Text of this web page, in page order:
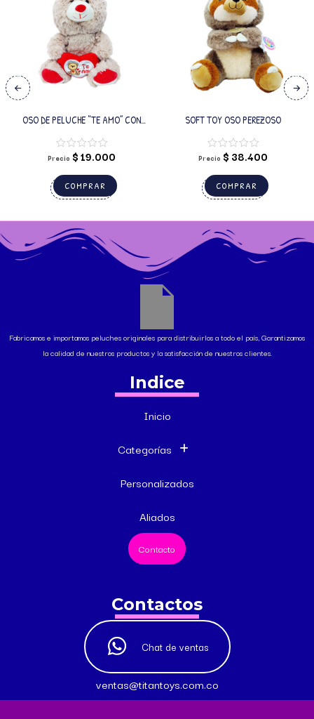
OSO DE PELUCHE “TE AMO” CON
LUCES
Precio $19.000
COMPRAR
SOFT TOY OSO PEREZOSO
Precio $ 38.400
COMPRAR
Fabricamos e importamos peluches originales para distribuirlos a todo el país, Garantizamos
la calidad de nuestros productos y la satisfacción de nuestros clientes.
Indice
Inicio
Categorías
Personalizados
Aliados
Contacto
Contactos
Chat de ventas
ventas@titantoys.com.co